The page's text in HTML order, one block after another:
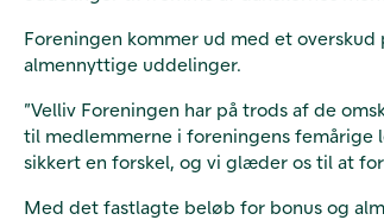
Foreningen kommer ud med et
almennyttige uddelinger.
”Velliv Foreningen har på trods af de
til medlemmerne i foreningens femårige
sikkert en forskel, og vi glæder os til at
Med det fastlagte beløb for bonus og